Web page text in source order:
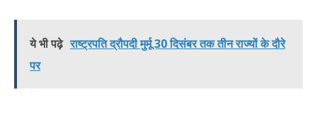
ये भी पढ़े राष्ट्रपति द्रौपदी मुर्मू 30 दिसंबर तक तीन राज्यों के दौरे
पर